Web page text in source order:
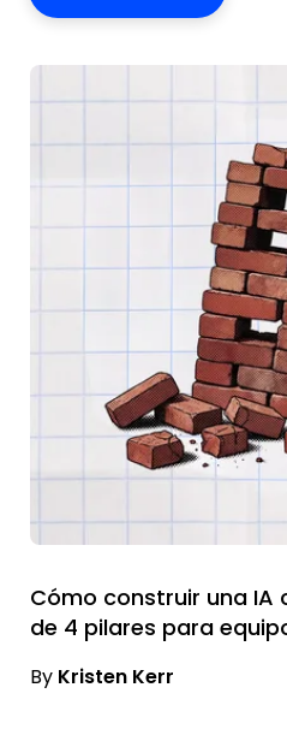
Cómo construir una IA
de 4 pilares para
By Kristen Kerr